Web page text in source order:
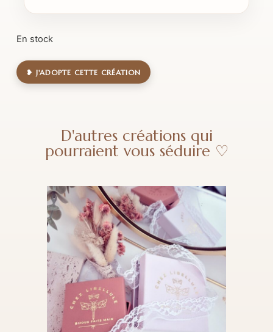
En stock
❥ J'ADOPTE CETTE CRÉATION
D'autres créations qui
pourraient vous séduire ♡